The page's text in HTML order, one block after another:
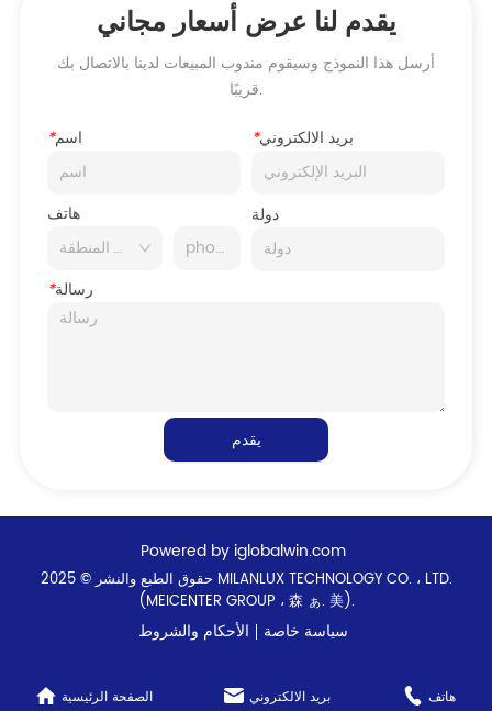
يقدم لنا عرض أسعار مجاني
أرسل هذا النموذج وسيقوم مندوب المبيعات لدينا بالاتصال بك
قريبًا.
*اسم *بريد الالكتروني
هاتف دولة
*رسالة
يقدم
الصفحة الرئيسية بريد الالكتروني هاتف
Powered by iglobalwin.com
حقوق الطبع والنشر © 2025 MILANLUX TECHNOLOGY CO. ، LTD.
(MEICENTER GROUP ، 森 ぁ. 美).
سياسة خاصة الأحكام والشروط